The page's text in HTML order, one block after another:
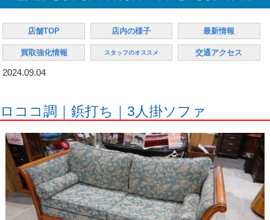
店舗TOP 店内の様子 最新情報
買取強化情報 スタッフのオススメ 交通アクセス
2024.09.04
ロココ調｜鋲打ち｜3人掛ソファ